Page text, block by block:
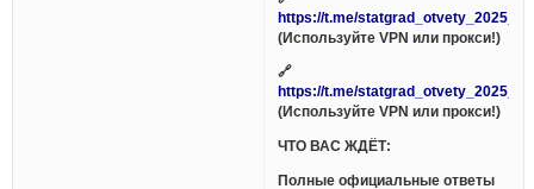
https://t.me/
(Используйте VPN или прокси!)
🔗
https://t.me/
(Используйте VPN или прокси!)
ЧТО ВАС ЖДЁТ:
Полные официальные ответы